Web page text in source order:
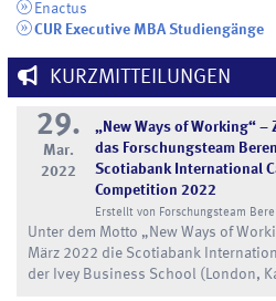
Enactus
CUR Executive MBA Studiengänge
KURZMITTEILUNGEN
29.
Mar.
2022
„New Ways of Working“ –
das Forschungsteam
Scotiabank International
Competition 2022
Erstellt von Forschungsteam
Unter dem Motto „New Ways of
März 2022 die Scotiabank
der Ivey Business School (London,